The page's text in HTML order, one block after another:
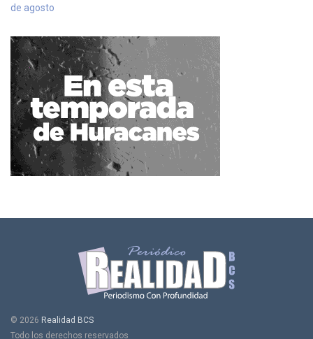
de agosto
© 2026 Realidad BCS
Todo los derechos reservados